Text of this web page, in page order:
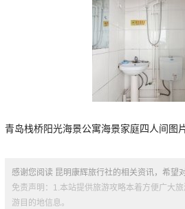
青岛栈桥阳光海景公寓海景家庭四人间图
感谢您阅读 昆明康辉旅行社的相关资讯，希望
免责声明：1.本站提供旅游攻略本着方便广大
游目的地信息。